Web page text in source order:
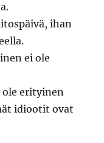
ihan
ei ole
ole erityinen
idiootit ovat